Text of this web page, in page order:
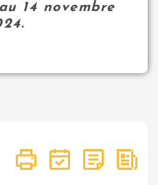
14 novembre